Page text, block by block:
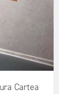
Cartea